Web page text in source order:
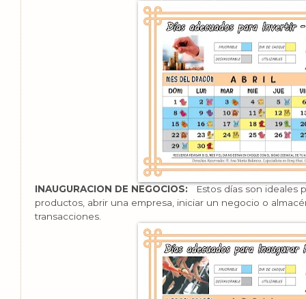
INAUGURACION DE NEGOCIOS:
Estos días son ideales
productos, abrir una empresa, iniciar un negocio o
transacciones.